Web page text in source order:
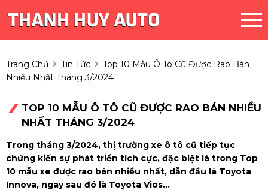
Trang Chủ Tin Tức
Top 10 Mẫu Ô Tô Cũ Được Rao Bán
Nhiều Nhất Tháng 3/2024
TOP 10 MẪU Ô TÔ CŨ ĐƯỢC RAO BÁN NHIỀU
NHẤT THÁNG 3/2024
Trong tháng 3/2024, thị trường xe ô tô cũ tiếp tục
chứng kiến sự phát triển tích cực, đặc biệt là trong Top
10 mẫu xe được rao bán nhiều nhất, dẫn đầu là Toyota
Innova, ngay sau đó là Toyota Vios...